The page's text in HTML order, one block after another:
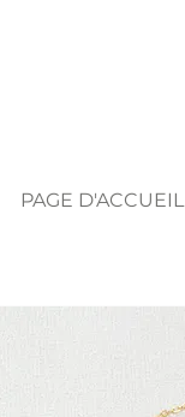
PAGE D'ACCUEIL